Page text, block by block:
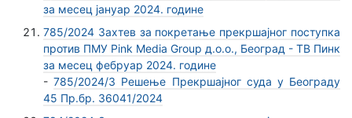
за месец јануар 2024. године
785/2024 Захтев за покретање прекршајног поступка
против ПМУ Pink Media Group д.о.о., Београд - ТВ Пинк
за месец фебруар 2024. године
-785/2024/3 Решење Прекршајног суда у Београду
45 Пр.бр. 36041/2024